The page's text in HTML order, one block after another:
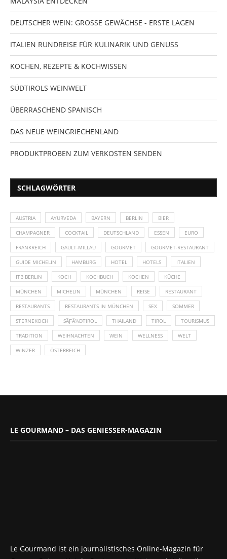
DEUTSCHER WEIN: GROSSE GEWÄCHSE - ERSTE LAGEN
ITALIEN RUNDREISE FÜR KULINARIK UND GENUSS
KOCHEN, REZEPTE & KOCHWISSEN
SÜDTIROLS WEINWELT
ÜBERRASCHEND SPANISCH
DAS NEUE WEINGRIECHENLAND
PRODUKTPROBEN ZUM VERKOSTEN SENDEN
SCHLAGWÖRTER
AUSTRIA AYURVEDA BAYERN BERLIN BIER
CHAMPAGNER COCKTAIL DEUTSCHLAND ESSEN EURO
FRANKREICH GAULT-MILLAU GOURMET GOURMET-RESTAURANT
GUIDE MICHELIN HAMBURG HOTEL HOTELS ITALIEN
ITB BERLIN KOCH KOCHBUCH KOCHEN KÜCHE
MÜNCHEN MICHELIN MÜNCHEN REISE RESTAURANT
RESTAURANTS RESTAURANTS IN MÜNCHEN SEX SOMMER
STERNEKOCH SÃƑÂ¼DTIROL THAILAND TIROL TOURISMUS
TRADITION WEIHNACHTEN WEIN WELLNESS WELT
WINZER ÖSTERREICH
LE GOURMAND – DAS GENIESSER-MAGAZIN
Le Gourmand ist ein journalistisches Online-Magazin für